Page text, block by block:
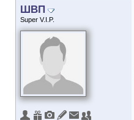
ШВП
Super V.I.P.